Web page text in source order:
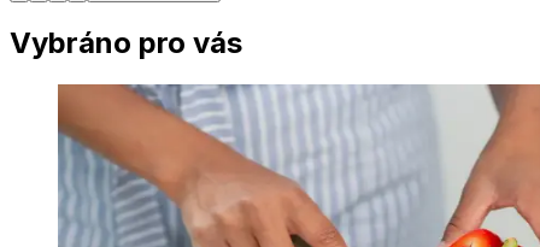
Vybráno pro vás